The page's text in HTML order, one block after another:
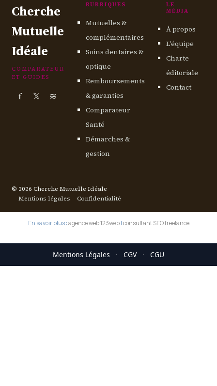
Cherche
Mutuelle
Idéale
COMPARATEUR
ET GUIDES
f 𝕏 ≋
RUBRIQUES
Mutuelles &
complémentaires
Soins dentaires &
optique
Remboursements
& garanties
Comparateur
Santé
Démarches &
gestion
LE
MÉDIA
À propos
L'équipe
Charte
éditoriale
Contact
© 2026 Cherche Mutuelle Idéale
Mentions légales
Confidentialité
En savoir plus :agence web 123web|consultant SEO freelance
Mentions Légales · CGV · CGU